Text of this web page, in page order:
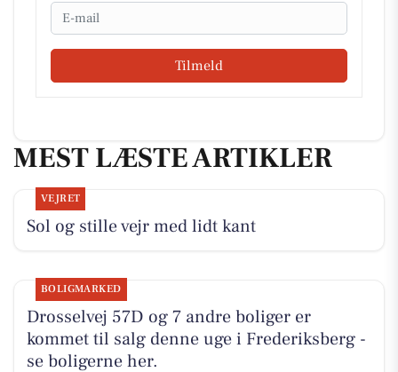
Email
Tilmeld
MEST LÆSTE ARTIKLER
VEJRET
Sol og stille vejr med lidt kant
BOLIGMARKED
Drosselvej 57D og 7 andre boliger er
kommet til salg denne uge i Frederiksberg -
se boligerne her.